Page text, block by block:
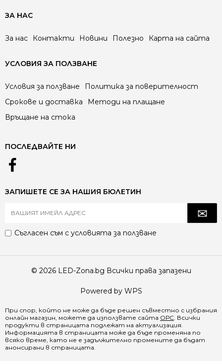
ЗА НАС
За нас Контакти Новини Полезно Карта на сайта
УСЛОВИЯ ЗА ПОЛЗВАНЕ
Условия за ползване
Политика за поверителност
Срокове и доставка
Методи на плащане
Връщане на стока
ПОСЛЕДВАЙТЕ НИ
ЗАПИШЕТЕ СЕ ЗА НАШИЯ БЮЛЕТИН
Съгласен съм с условията за ползване
© 2026 LED-Zona.bg Всички права запазени
Powered by WPS
При спор, който не може да бъде решен съвместно с избрания
онлайн магазин, можете да използвате сайта ОРС . Всички
продукти в страницата подлежат на актуализация.
Информацията в страницата може да бъде променяна по
всяко време, като не е задължително промените да бъдат
анонсирани в страницата.